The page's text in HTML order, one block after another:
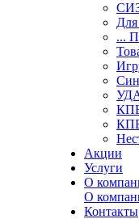
...
Акции
Услуги
О
О
Контакты